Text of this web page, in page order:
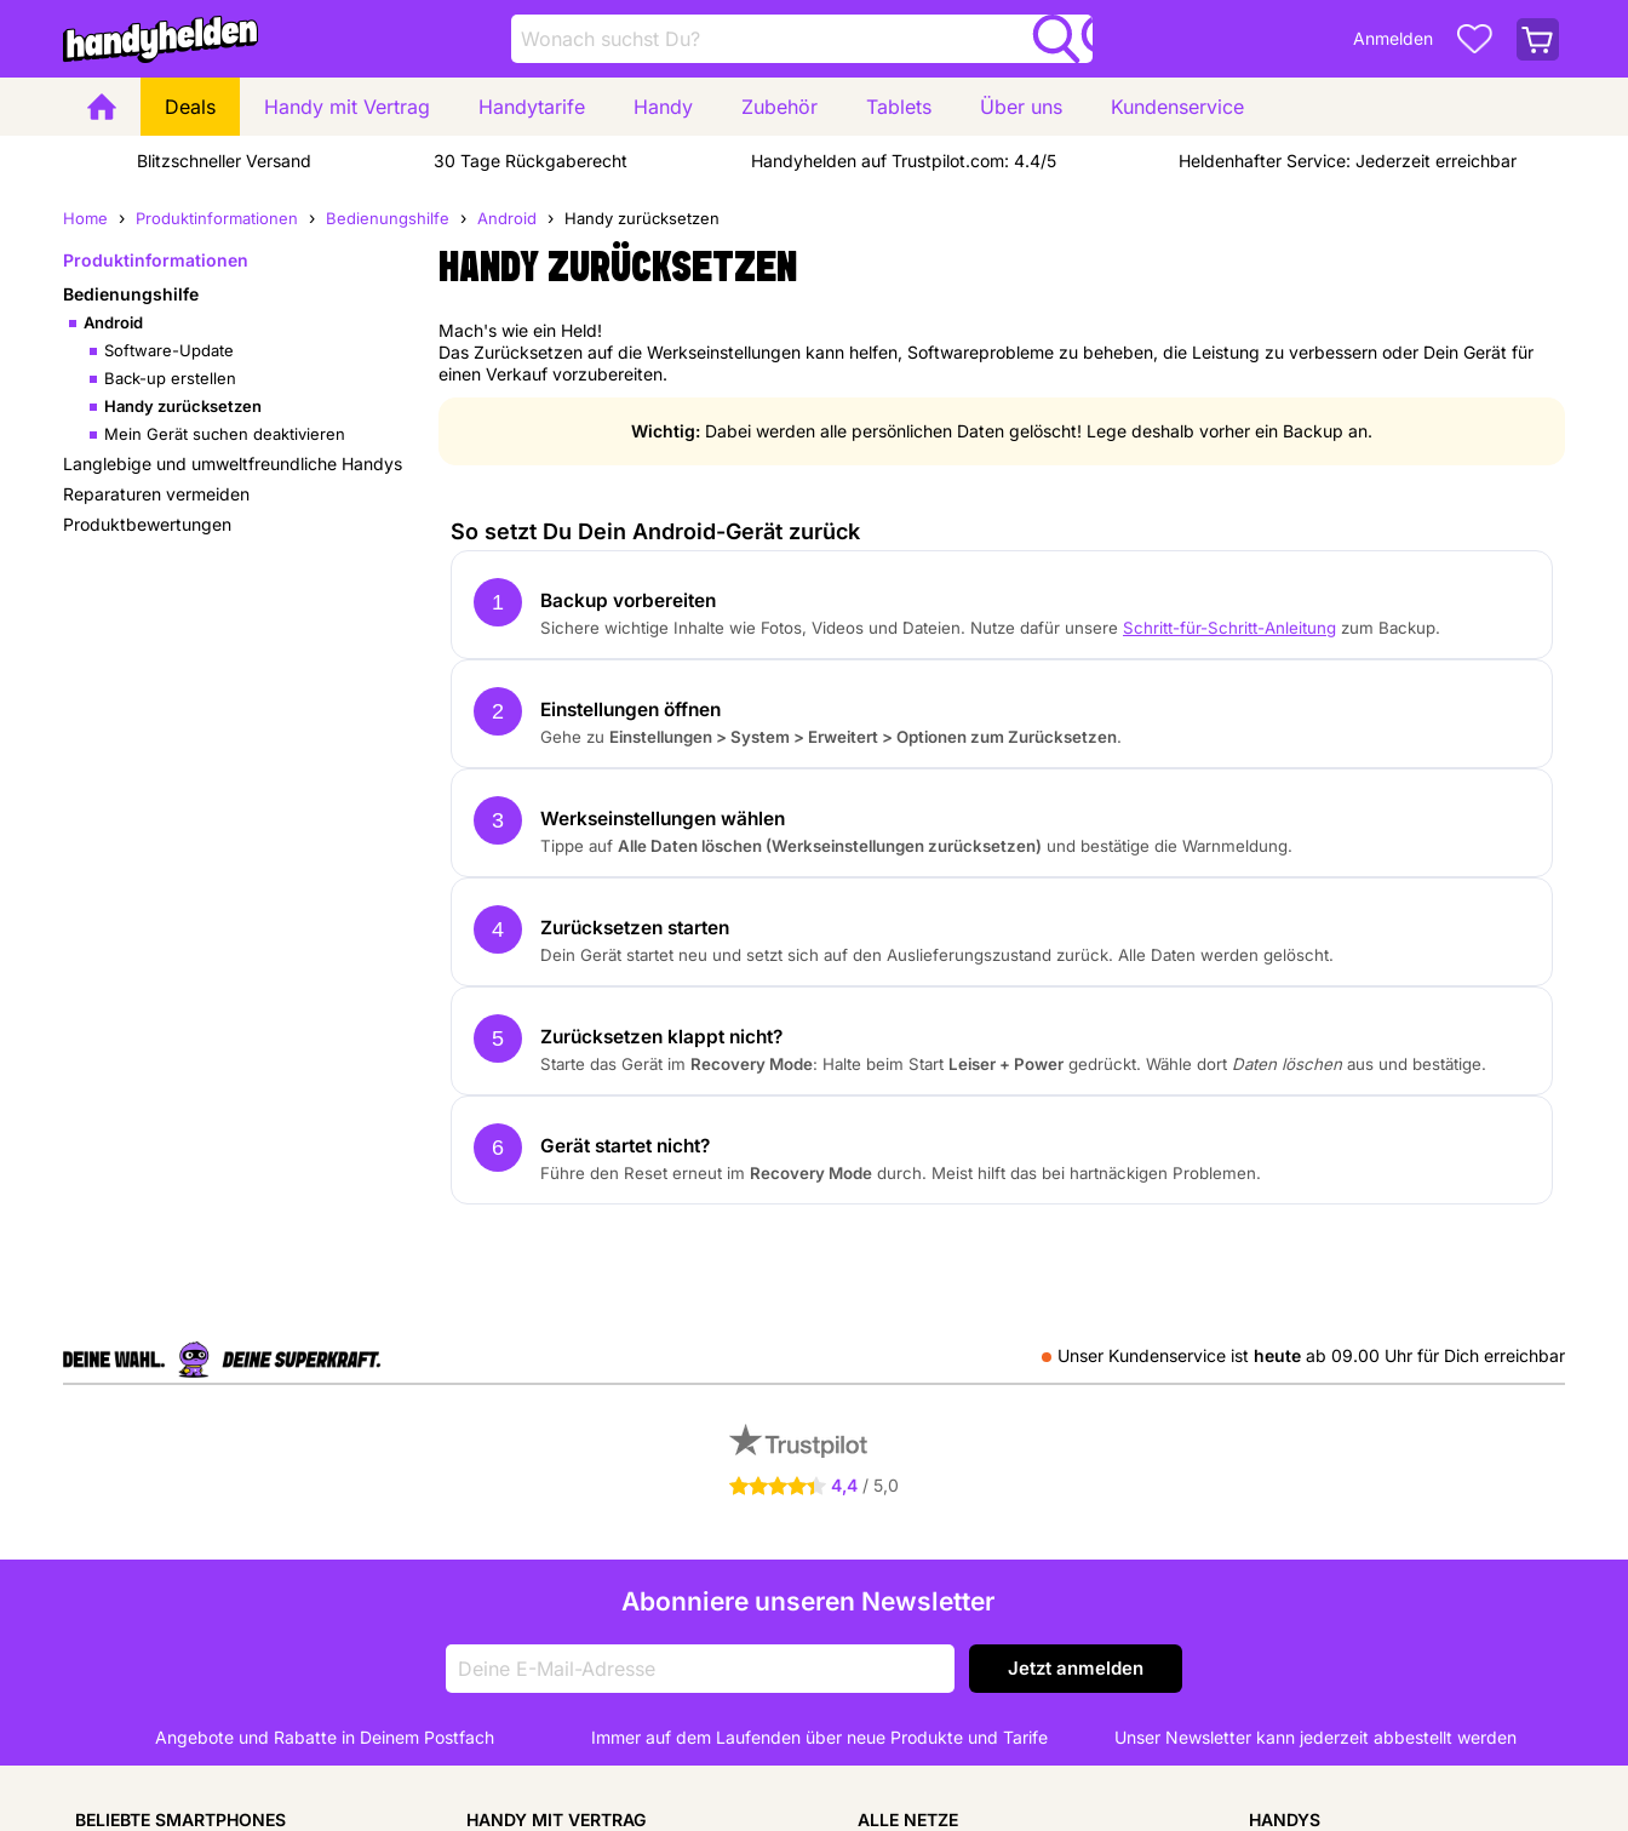
Anmelden
Warenkorb
anzeigen
Zuhause
Deals Handy mit Vertrag Handytarife Handy Zubehör Tablets Über uns Kundenservice
Blitzschneller Versand 30 Tage Rückgaberecht Handyhelden auf Trustpilot.com: 4.4/5 Heldenhafter Service: Jederzeit erreichbar
Home Produktinformationen Bedienungshilfe Android Handy zurücksetzen
Produktinformationen
Bedienungshilfe
Android
Software-Update
Back-up erstellen
Handy zurücksetzen
Mein Gerät suchen deaktivieren
Langlebige und umweltfreundliche Handys
Reparaturen vermeiden
Produktbewertungen
HANDY ZURÜCKSETZEN
Mach's wie ein Held!
Das Zurücksetzen auf die Werkseinstellungen kann helfen, Softwareprobleme zu beheben, die Leistung zu verbessern oder Dein Gerät für
einen Verkauf vorzubereiten.
Wichtig: Dabei werden alle persönlichen Daten gelöscht! Lege deshalb vorher ein Backup an.
So setzt Du Dein Android-Gerät zurück
1 Backup vorbereiten
Sichere wichtige Inhalte wie Fotos, Videos und Dateien. Nutze dafür unsere Schritt-für-Schritt-Anleitung zum Backup.
2 Einstellungen öffnen
Gehe zu Einstellungen > System > Erweitert > Optionen zum Zurücksetzen.
3 Werkseinstellungen wählen
Tippe auf Alle Daten löschen (Werkseinstellungen zurücksetzen) und bestätige die Warnmeldung.
4 Zurücksetzen starten
Dein Gerät startet neu und setzt sich auf den Auslieferungszustand zurück. Alle Daten werden gelöscht.
5 Zurücksetzen klappt nicht?
Starte das Gerät im Recovery Mode: Halte beim Start Leiser + Power gedrückt. Wähle dort Daten löschen aus und bestätige.
6 Gerät startet nicht?
Führe den Reset erneut im Recovery Mode durch. Meist hilft das bei hartnäckigen Problemen.
Unser Kundenservice ist heute ab 09.00 Uhr für Dich erreichbar
4.4 Sterne 4,4 / 5,0
Abonniere unseren Newsletter
Deine
E-
Mail-
Angebote und Rabatte in Deinem Postfach
Immer auf dem Laufenden über neue Produkte und Tarife Unser Newsletter kann jederzeit abbestellt werden
BELIEBTE SMARTPHONES HANDY MIT VERTRAG ALLE NETZE HANDYS